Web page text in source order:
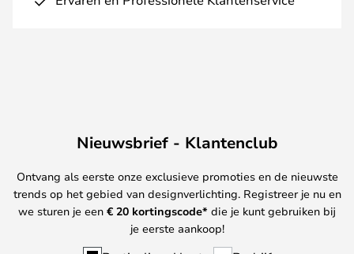
Nieuwsbrief - Klantenclub
Ontvang als eerste onze exclusieve promoties en de nieuwste
trends op het gebied van designverlichting. Registreer je nu en
we sturen je een € 20 kortingscode* die je kunt gebruiken bij
je eerste aankoop!